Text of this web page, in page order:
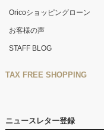
Oricoショッピングローン
お客様の声
STAFF BLOG
TAX FREE SHOPPING
ニュースレター登録